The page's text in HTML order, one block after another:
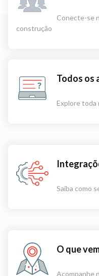
Conecte-se
construção
Todos os
Explore toda
Saiba como
O que
Acompanhe